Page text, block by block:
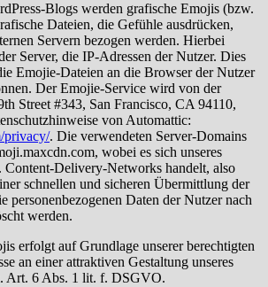
Blogs werden grafische Emojis (bzw.
Dateien, die Gefühle ausdrücken,
Servern bezogen werden. Hierbei
Server, die IP-Adressen der Nutzer. Dies
Emojie-Dateien an die Browser der Nutzer
Der Emojie-Service wird von der
Street #343, San Francisco, CA 94110,
von Automattic:
privacy/. Die verwendeten Server-Domains
wobei es sich unseres
Content-Delivery-Networks handelt, also
schnellen und sicheren Übermittlung der
personenbezogenen Daten der Nutzer nach
werden.
erfolgt auf Grundlage unserer berechtigten
an einer attraktiven Gestaltung unseres
Art. 6 Abs. 1 lit. f. DSGVO.